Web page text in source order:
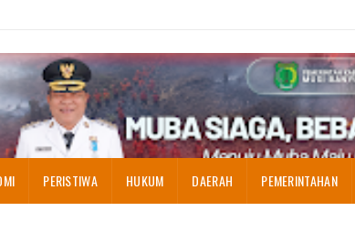
PERISTIWA HUKUM DAERAH PEMERINTAHAN